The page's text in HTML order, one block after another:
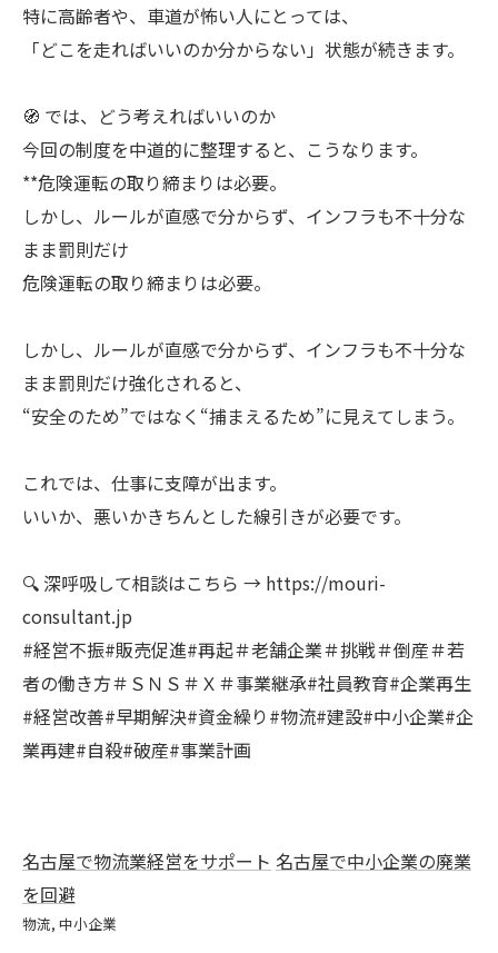
特に高齢者や、車道が怖い人にとっては、
「どこを走ればいいのか分からない」状態が続きます。
🧭 では、どう考えればいいのか
今回の制度を中道的に整理すると、こうなります。
**危険運転の取り締まりは必要。
しかし、ルールが直感で分からず、インフラも不十分な
まま罰則だけ
危険運転の取り締まりは必要。
しかし、ルールが直感で分からず、インフラも不十分な
まま罰則だけ強化されると、
“安全のため”ではなく“捕まえるため”に見えてしまう。
これでは、仕事に支障が出ます。
いいか、悪いかきちんとした線引きが必要です。
🔍 深呼吸して相談はこちら → https://mouri-
consultant.jp
#経営不振#販売促進#再起＃老舗企業＃挑戦＃倒産＃若
者の働き方＃ＳＮＳ＃Ｘ＃事業継承#社員教育#企業再生
#経営改善#早期解決#資金繰り#物流#建設#中小企業#企
業再建#自殺#破産#事業計画
名古屋で物流業経営をサポート 名古屋で中小企業の廃業
を回避
物流 中小企業